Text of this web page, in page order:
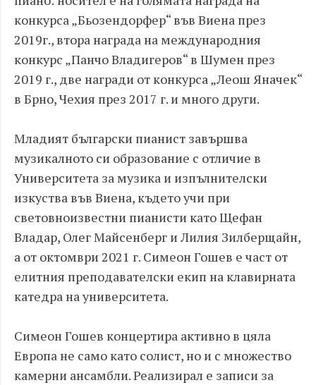
конкурса „Бьозендорфер“ във Виена през
2019г., втора награда на международния
конкурс „Панчо Владигеров“ в Шумен през
2019 г., две награди от конкурса „Леош Яначек“
в Брно, Чехия през 2017 г. и много други.
Младият български пианист завършва
музикалното си образование с отличие в
Университета за музика и изпълнителски
изкуства във Виена, където учи при
световноизвестни пианисти като Щефан
Владар, Олег Майсенберг и Лилия Зилберщайн,
а от октомври 2021 г. Симеон Гошев е част от
елитния преподавателски екип на клавирната
катедра на университета.
Симеон Гошев концертира активно в цяла
Европа не само като солист, но и с множество
камерни ансамбли. Реализирал е записи за